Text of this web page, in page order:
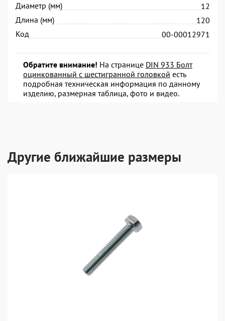
Диаметр (мм)
12
Длина (мм)
120
Код
00-00012971
Обратите внимание! На странице DIN 933 Болт
оцинкованный с шестигранной головкой есть
подробная техническая информация по данному
изделию, размерная таблица, фото и видео.
Другие ближайшие размеры